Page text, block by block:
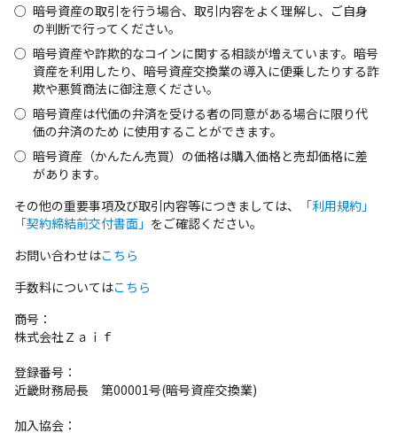
暗号資産の取引を行う場合、取引内容をよく理解し、ご自身
の判断で行ってください。
暗号資産や詐欺的なコインに関する相談が増えています。暗号
資産を利用したり、暗号資産交換業の導入に便乗したりする詐
欺や悪質商法に御注意ください。
暗号資産は代価の弁済を受ける者の同意がある場合に限り代
価の弁済のため に使⽤することができます。
暗号資産（かんたん売買）の価格は購入価格と売却価格に差
があります。
その他の重要事項及び取引内容等につきましては、
「利用規約」
「契約締結前交付書面」 をご確認ください。
お問い合わせはこちら
手数料についてはこちら
商号：
株式会社Ｚａｉｆ
登録番号：
近畿財務局長 第00001号(暗号資産交換業)
加入協会：